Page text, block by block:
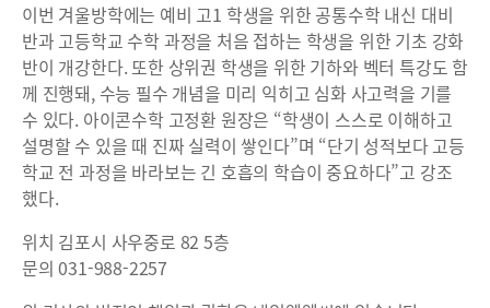
이번 겨울방학에는 예비 고1 학생을 위한 공통수학 내신 대비
반과 고등학교 수학 과정을 처음 접하는 학생을 위한 기초 강화
반이 개강한다. 또한 상위권 학생을 위한 기하와 벡터 특강도 함
께 진행돼, 수능 필수 개념을 미리 익히고 심화 사고력을 기를
수 있다. 아이콘수학 고정환 원장은 “학생이 스스로 이해하고
설명할 수 있을 때 진짜 실력이 쌓인다”며 “단기 성적보다 고등
학교 전 과정을 바라보는 긴 호흡의 학습이 중요하다”고 강조
했다.
위치 김포시 사우중로 82 5층
문의 031-988-2257